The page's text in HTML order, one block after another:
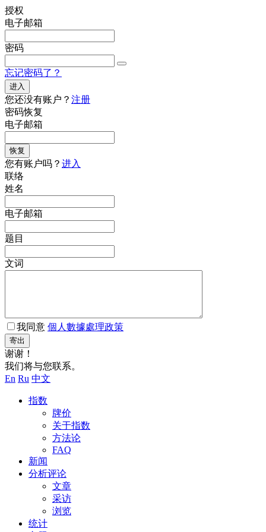
授权
电子邮箱
密码
忘记密码了？
进入
您还没有账户？ 注册
密码恢复
电子邮箱
恢复
您有账户吗？ 进入
联络
姓名
电子邮箱
题目
文词
我同意 個人數據處理政策
寄出
谢谢！
我们将与您联系。
En Ru 中文
指数
牌价
关于指数
方法论
FAQ
新闻
分析评论
文章
采访
浏览
统计